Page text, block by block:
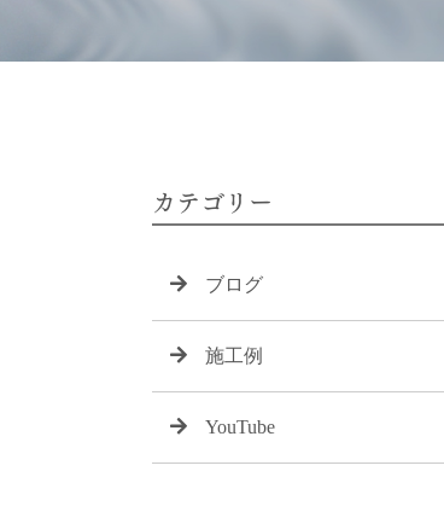
カテゴリー
ブログ
施工例
YouTube